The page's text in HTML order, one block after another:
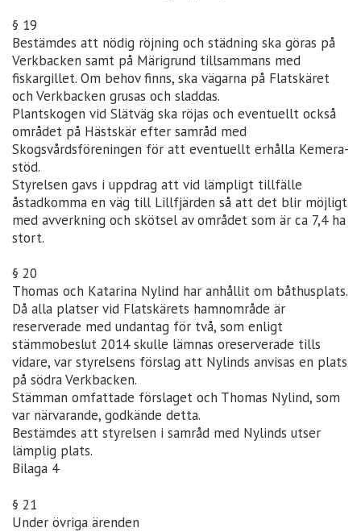
§ 19
Bestämdes att nödig röjning och städning ska göras på
Verkbacken samt på Märigrund tillsammans med
fiskargillet. Om behov finns, ska vägarna på Flatskäret
och Verkbacken grusas och sladdas.
Plantskogen vid Slätväg ska röjas och eventuellt också
området på Hästskär efter samråd med
Skogsvårdsföreningen för att eventuellt erhålla Kemera-
stöd.
Styrelsen gavs i uppdrag att vid lämpligt tillfälle
åstadkomma en väg till Lillfjärden så att det blir möjligt
med avverkning och skötsel av området som är ca 7,4 ha
stort.
§ 20
Thomas och Katarina Nylind har anhållit om båthusplats.
Då alla platser vid Flatskärets hamnområde är
reserverade med undantag för två, som enligt
stämmobeslut 2014 skulle lämnas oreserverade tills
vidare, var styrelsens förslag att Nylinds anvisas en plats
på södra Verkbacken.
Stämman omfattade förslaget och Thomas Nylind, som
var närvarande, godkände detta.
Bestämdes att styrelsen i samråd med Nylinds utser
lämplig plats.
Bilaga 4
§ 21
Under övriga ärenden